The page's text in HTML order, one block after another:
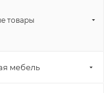
товары
мебель